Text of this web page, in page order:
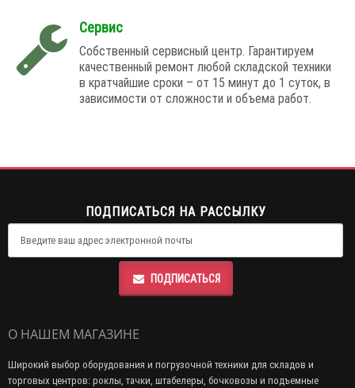
Сервис
Собственный сервисный центр. Гарантируем
качественный ремонт любой складской техники
в кратчайшие сроки – от 15 минут до 1 суток, в
зависимости от сложности и объема работ.
ПОДПИСАТЬСЯ НА РАССЫЛКУ
ПОДПИСАТЬСЯ
О НАШЕМ МАГАЗИНЕ
Широкий выбор оборудования и погрузочной техники для складов и
торговых центров: роклы, тачки, штабелеры, бочковозы и подъемные